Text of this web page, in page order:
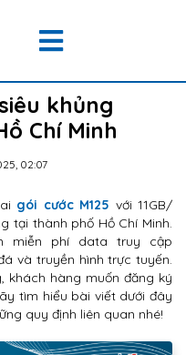
khủng
Chí Minh
02:07
gói cước M125 với 11GB/
tại thành phố Hồ Chí Minh.
miễn phí data truy cập
và truyền hình trực tuyến.
khách hàng muốn đăng ký
tìm hiểu bài viết dưới đây
quy định liên quan nhé!